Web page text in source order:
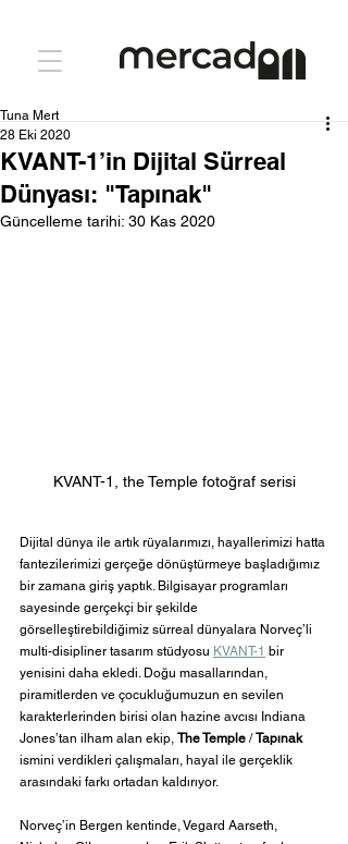
KVANT-1’in Dijital Sürreal
Dünyası: "Tapınak"
Tuna Mert
28 Eki 2020
Güncelleme tarihi: 30 Kas 2020
KVANT-1, the Temple fotoğraf serisi
Dijital dünya ile artık rüyalarımızı, hayallerimizi hatta
fantezilerimizi gerçeğe dönüştürmeye başladığımız
bir zamana giriş yaptık. Bilgisayar programları
sayesinde gerçekçi bir şekilde
görselleştirebildiğimiz sürreal dünyalara Norveç’li
multi-disipliner tasarım stüdyosu KVANT-1 bir
yenisini daha ekledi. Doğu masallarından,
piramitlerden ve çocukluğumuzun en sevilen
karakterlerinden birisi olan hazine avcısı Indiana
Jones’tan ilham alan ekip, The Temple / Tapınak
ismini verdikleri çalışmaları, hayal ile gerçeklik
arasındaki farkı ortadan kaldırıyor.
Norveç’in Bergen kentinde, Vegard Aarseth,